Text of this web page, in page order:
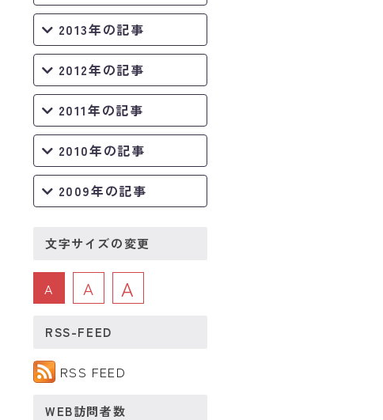
2013年の記事
2012年の記事
2011年の記事
2010年の記事
2009年の記事
文字サイズの変更
A A A
RSS-FEED
RSS FEED
WEB訪問者数